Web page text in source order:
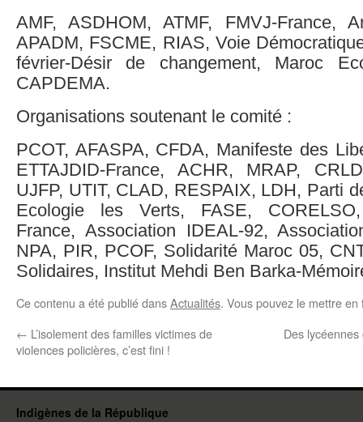
AMF, ASDHOM, ATMF, FMVJ-France,
APADM, FSCME, RIAS, Voie
février-Désir de changement, Maroc
CAPDEMA.
Organisations soutenant le comité :
PCOT, AFASPA, CFDA, Manifeste des
ETTAJDID-France, ACHR, MRAP,
UJFP, UTIT, CLAD, RESPAIX, LDH, Parti
Ecologie les Verts, FASE, CORELSO,
France, Association IDEAL-92,
NPA, PIR, PCOF, Solidarité Maroc 05,
Solidaires, Institut Mehdi Ben Barka-
Ce contenu a été publié dansActualités. Vous pouvez le mettre
← L’isolement des familles victimes de
violences policières, c’est fini !
Des
Indigènes de la République